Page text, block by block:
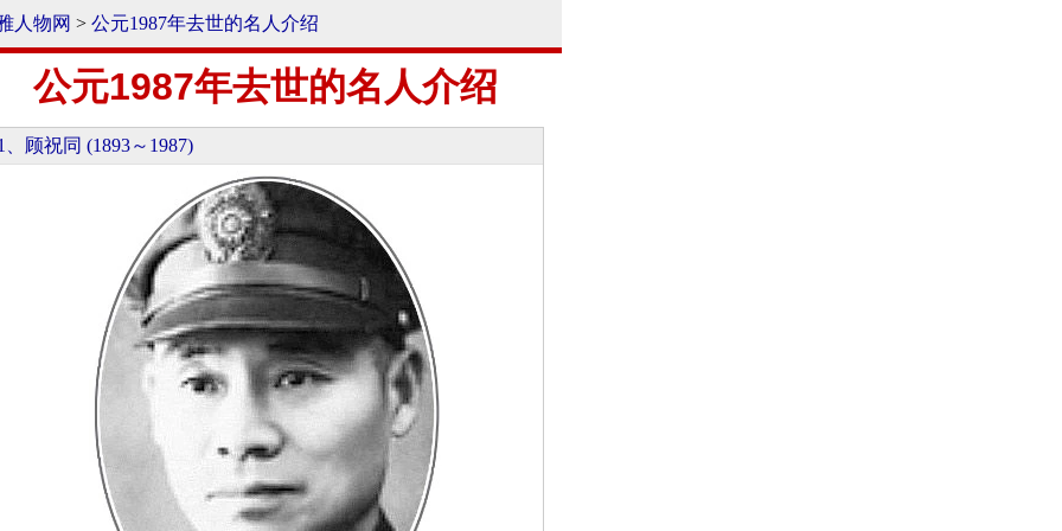
人物网 > 公元1987年去世的名人介绍
公元1987年去世的名人介绍
、顾祝同 (1893～1987)